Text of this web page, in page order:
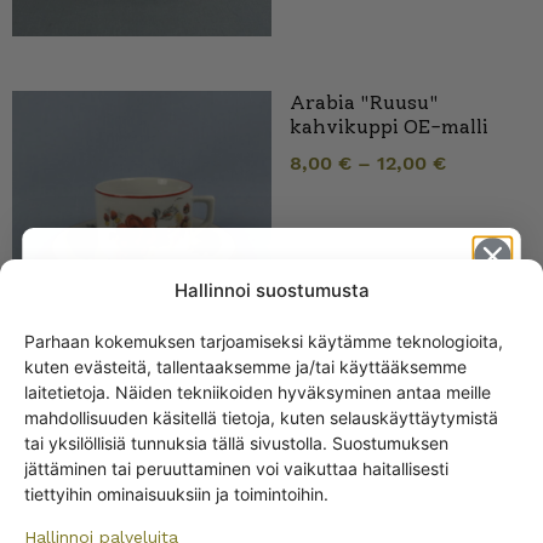
Hallinnoi suostumusta
Parhaan kokemuksen tarjoamiseksi käytämme teknologioita,
kuten evästeitä, tallentaaksemme ja/tai käyttääksemme
laitetietoja. Näiden tekniikoiden hyväksyminen antaa meille
mahdollisuuden käsitellä tietoja, kuten selauskäyttäytymistä
tai yksilöllisiä tunnuksia tällä sivustolla. Suostumuksen
jättäminen tai peruuttaminen voi vaikuttaa haitallisesti
tiettyihin ominaisuuksiin ja toimintoihin.
Hallinnoi palveluita
Arabia "Ruusu"
kahvikuppi OE-malli
8,00 € – 12,00 €
Arabia Kahvikuppi
kultaraidat OE-malli
5,00€
Get -5%
off?
Yes! I want the discount